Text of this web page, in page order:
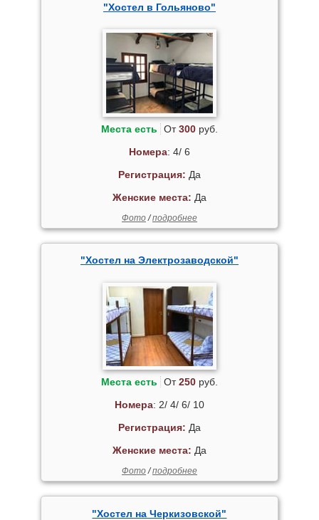
"Хостел в Гольяново"
Места есть От300руб.
Номера: 4/ 6
Регистрация: Да
Женские места: Да
Фото/подробнее
"Хостел на Электрозаводской"
Места есть От250руб.
Номера: 2/ 4/ 6/ 10
Регистрация: Да
Женские места: Да
Фото/подробнее
"Хостел на Черкизовской"